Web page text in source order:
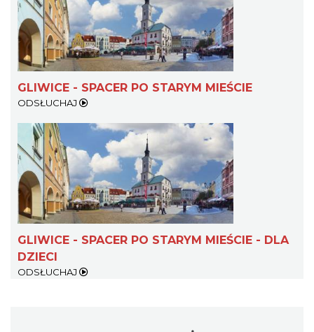
GLIWICE - SPACER PO STARYM MIEŚCIE
ODSŁUCHAJ
GLIWICE - SPACER PO STARYM MIEŚCIE - DLA
DZIECI
ODSŁUCHAJ